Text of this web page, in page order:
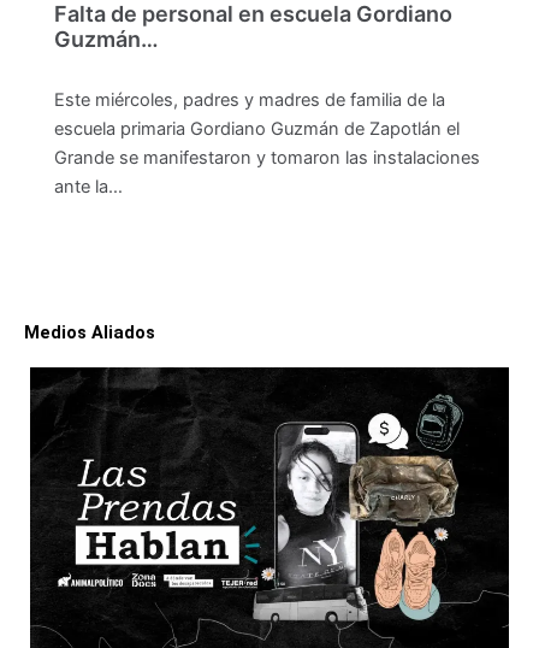
Falta de personal en escuela Gordiano
Guzmán…
Este miércoles, padres y madres de familia de la
escuela primaria Gordiano Guzmán de Zapotlán el
Grande se manifestaron y tomaron las instalaciones
ante la…
Medios Aliados